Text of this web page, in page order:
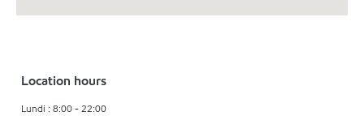
Location hours
Lundi : 8:00 - 22:00